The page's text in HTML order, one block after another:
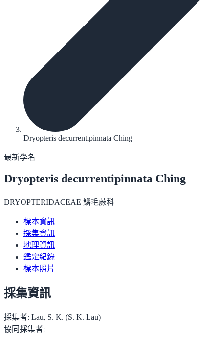
Dryopteris decurrentipinnata Ching
最新學名
Dryopteris decurrentipinnata Ching
DRYOPTERIDACEAE 鱗毛蕨科
標本資訊
採集資訊
地理資訊
鑑定紀錄
標本照片
採集資訊
採集者: Lau, S. K. (S. K. Lau)
協同採集者: